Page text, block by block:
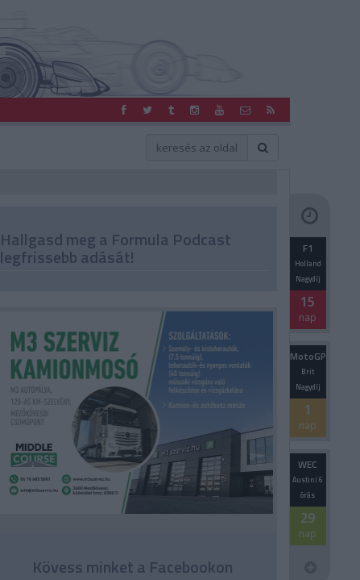
Hallgasd meg a Formula Podcast
legfrissebb adását! F1
Holland
Nagydíj
15
nap
MotoGP
Brit
Nagydíj
1
nap
WEC
Austini 6
órás
29
nap
Kövess minket a Facebookon